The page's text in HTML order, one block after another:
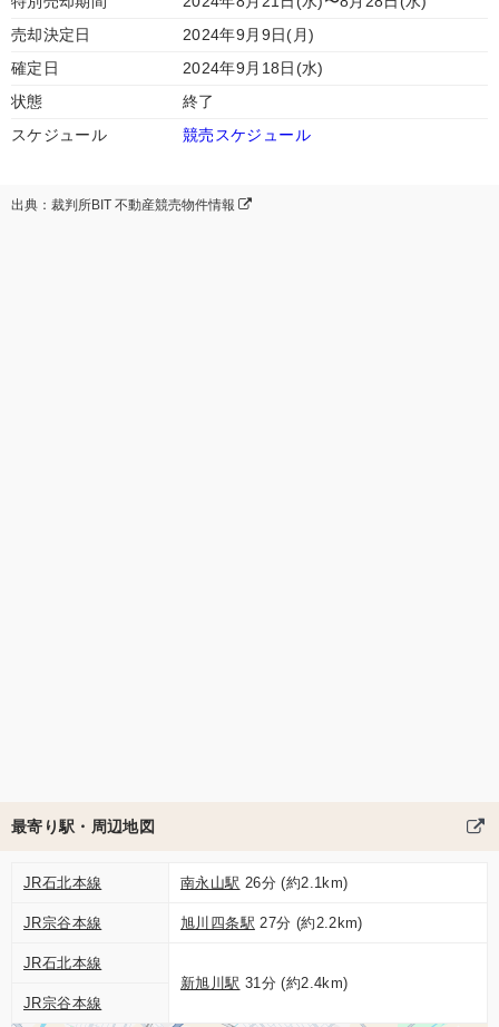
売却決定日
2024年9月9日(月)
確定日
2024年9月18日(水)
状態
終了
スケジュール
競売スケジュール
出典：裁判所BIT 不動産競売物件情報
最寄り駅・周辺地図
JR石北本線 南永山駅 26分 (約2.1km)
JR宗谷本線 旭川四条駅 27分 (約2.2km)
JR石北本線
新旭川駅 31分 (約2.4km)
JR宗谷本線